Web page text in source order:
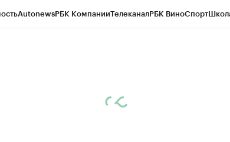
AutonewsРБК КомпанииТелеканалРБК ВиноСпорт